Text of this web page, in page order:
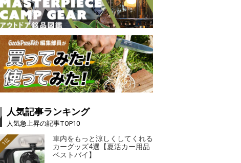
人気記事ランキング
人気急上昇の記事TOP10
車内をもっと涼しくしてくれる
カーグッズ4選【夏活カー用品
ベストバイ】
1位